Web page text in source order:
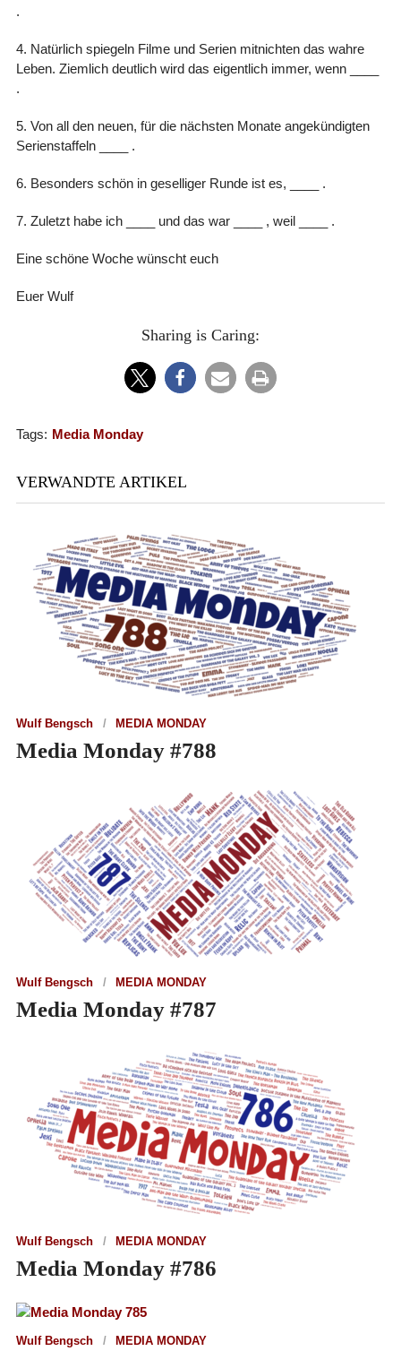
.
4. Natürlich spiegeln Filme und Serien mitnichten das wahre
Leben. Ziemlich deutlich wird das eigentlich immer, wenn ____
.
5. Von all den neuen, für die nächsten Monate angekündigten
Serienstaffeln ____ .
6. Besonders schön in geselliger Runde ist es, ____ .
7. Zuletzt habe ich ____ und das war ____ , weil ____ .
Eine schöne Woche wünscht euch
Euer Wulf
Sharing is Caring:
Tags: Media Monday
VERWANDTE ARTIKEL
Wulf Bengsch MEDIA MONDAY
Media Monday #788
Wulf Bengsch MEDIA MONDAY
Media Monday #787
Wulf Bengsch MEDIA MONDAY
Media Monday #786
Wulf Bengsch MEDIA MONDAY